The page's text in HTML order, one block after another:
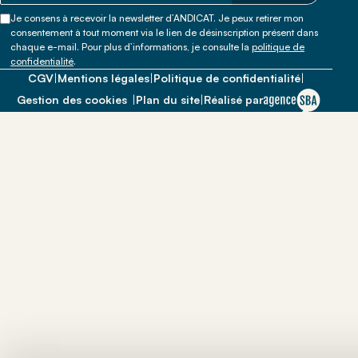
Je consens à recevoir la newsletter d’ANDICAT. Je peux retirer mon
consentement à tout moment via le lien de désinscription présent dans
chaque e-mail. Pour plus d’informations, je consulte la politique de
confidentialité.
CGV|Mentions légales|Politique de confidentialité|
Gestion des cookies |Plan du site|Réalisé par